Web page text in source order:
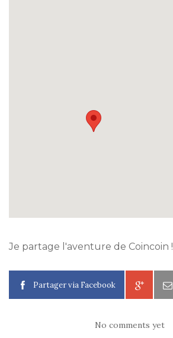
Je partage l'aventure de Coincoin !
Partager via Facebook
No comments yet